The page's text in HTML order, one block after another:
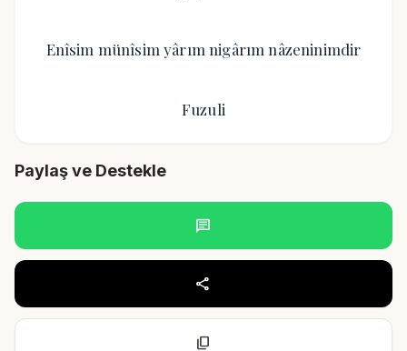
Enîsim münîsim yârım nigârım nâzeninimdir
Fuzuli
Paylaş ve Destekle
chat
share
content_copy